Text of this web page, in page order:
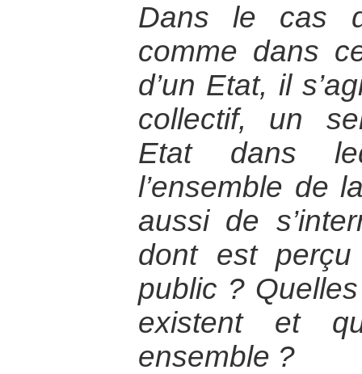
Dans le cas
comme dans
d’un Etat, il
collectif, un
Etat dans
l’ensemble de
aussi de
dont est
public ?
existent et
ensemble ?